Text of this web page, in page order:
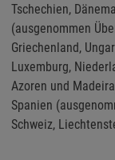
Tschechien,
(ausgenommen
Griechenland,
Luxemburg,
Azoren und
Spanien
Schweiz,